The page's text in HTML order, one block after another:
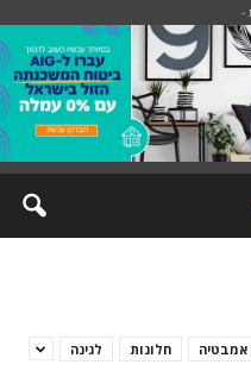
-
חלונות לגינה